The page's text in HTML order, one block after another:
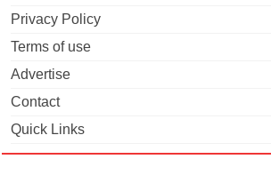
Privacy Policy
Terms of use
Advertise
Contact
Quick Links